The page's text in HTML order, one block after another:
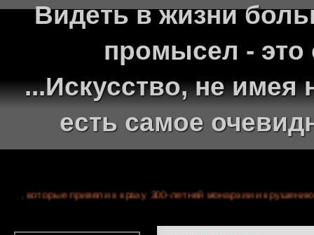
Видеть в жизни
промысел - это
...Искусство, не
есть самое
которые привели к краху 300-летней монархии и